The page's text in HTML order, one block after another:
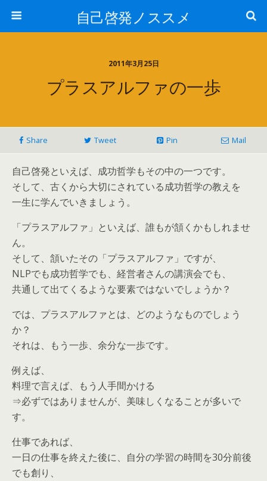
自己啓発ノススメ
2011年3月25日
プラスアルファの一歩
Share Tweet Pin Mail
自己啓発といえば、成功哲学もその中の一つです。
そして、古くから大切にされている成功哲学の教えを
一生に学んでいきましょう。
「プラスアルファ」といえば、誰もが頷くかもしれませ
ん。
そして、頷いたその「プラスアルファ」ですが、
NLPでも成功哲学でも、経営者さんの講演会でも、
共通して出てくるような要素ではないでしょうか？
では、プラスアルファとは、どのようなものでしょう
か？
それは、もう一歩、余分な一歩です。
例えば、
料理で言えば、もう人手間かける
⇒必ずではありませんが、美味しくなることが多いで
す。
仕事であれば、
一日の仕事を終えた後に、自分の学習の時間を30分前後
でも創り、